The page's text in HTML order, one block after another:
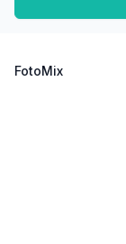
FotoMix